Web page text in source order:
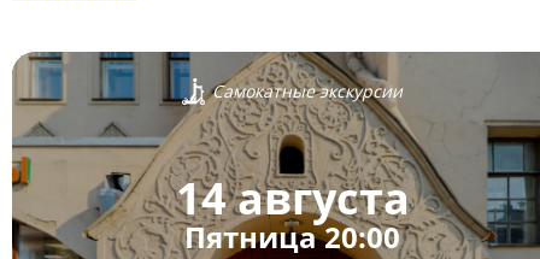
Самокатные экскурсии
14 августа
Пятница 20:00